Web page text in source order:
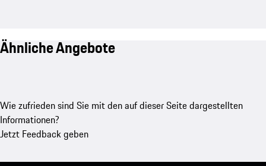
Ähnliche Angebote
Wie zufrieden sind Sie mit den auf dieser Seite dargestellten
Informationen?
Jetzt Feedback geben